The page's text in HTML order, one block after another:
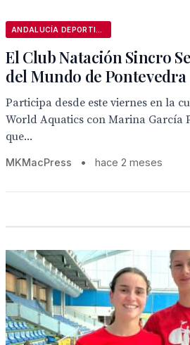
El Club Natación Sincro
del Mundo de Pontevedra
Participa desde este viernes en la
World Aquatics con Marina García
que...
MKMacPress • hace 2 meses